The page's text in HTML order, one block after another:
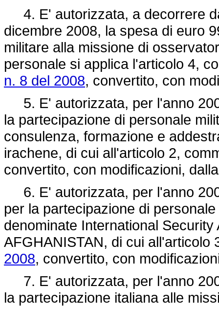
4. E' autorizzata, a decorrere
dicembre 2008, la spesa di euro
militare alla missione di
personale si applica l'articolo 4,
n. 8 del 2008, convertito, con
5. E' autorizzata, per l'anno
la partecipazione di personale
consulenza, formazione e
irachene, di cui all'articolo 2,
convertito, con modificazioni,
6. E' autorizzata, per l'anno
per la partecipazione di
denominate International
AFGHANISTAN, di cui all'articolo
2008, convertito, con
7. E' autorizzata, per l'anno
la partecipazione italiana alle